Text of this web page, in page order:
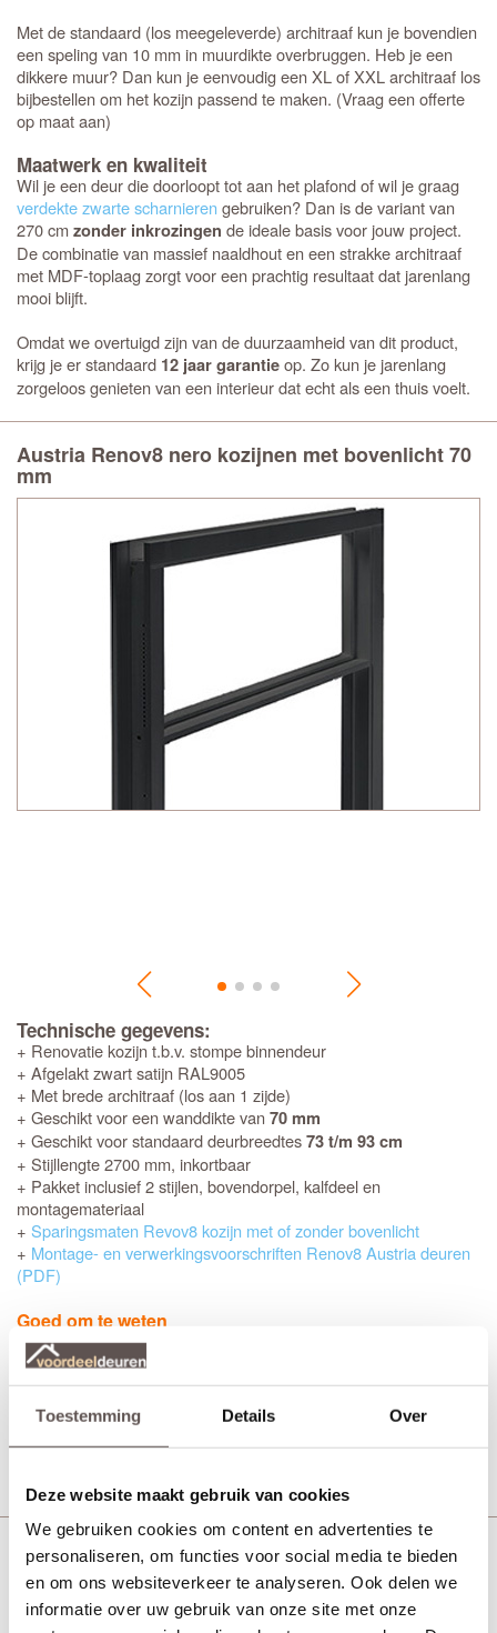
Toestemming Details Over
Deze website maakt gebruik van cookies
We gebruiken cookies om content en advertenties te
personaliseren, om functies voor social media te bieden
en om ons websiteverkeer te analyseren. Ook delen we
informatie over uw gebruik van onze site met onze
Met de standaard (los meegeleverde) architraaf kun je bovendien
een speling van 10 mm in muurdikte overbruggen. Heb je een
dikkere muur? Dan kun je eenvoudig een XL of XXL architraaf los
bijbestellen om het kozijn passend te maken. (Vraag een offerte
op maat aan)
Maatwerk en kwaliteit
Wil je een deur die doorloopt tot aan het plafond of wil je graag
verdekte zwarte scharnieren gebruiken? Dan is de variant van
270 cmzonder inkrozingen de ideale basis voor jouw project.
De combinatie van massief naaldhout en een strakke architraaf
met MDF-toplaag zorgt voor een prachtig resultaat dat jarenlang
mooi blijft.
Omdat we overtuigd zijn van de duurzaamheid van dit product,
krijg je er standaard 12 jaar garantieop. Zo kun je jarenlang
zorgeloos genieten van een interieur dat echt als een thuis voelt.
Austria Renov8 nero kozijnen met bovenlicht 70
mm
Technische gegevens:
+ Renovatie kozijn t.b.v. stompe binnendeur
+ Afgelakt zwart satijn RAL9005
+ Met brede architraaf (los aan 1 zijde)
+ Geschikt voor een wanddikte van70 mm
+ Geschikt voor standaard deurbreedtes73 t/m 93 cm
+ Stijllengte 2700 mm, inkortbaar
+ Pakket inclusief 2 stijlen, bovendorpel, kalfdeel en
montagemateriaal
+ Sparingsmaten Revov8 kozijn met of zonder bovenlicht
+ Montage- en verwerkingsvoorschriften Renov8 Austria deuren
(PDF)
Goed om te weten
Het is bij dit kozijn belangrijk om de juiste maat en de gewenste
draairichtingvan de binnendeur aan ons door te geven. Je kunt
deze gegevens invullen in hetveld Referentiein de winkelmand.
Prijs incl. 21% BTW
€ 403,75
Austria Renov8 nero kozijnen met bovenlicht 100
mm